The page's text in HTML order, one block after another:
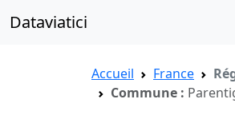
Dataviatici
Accueil France
Commune :